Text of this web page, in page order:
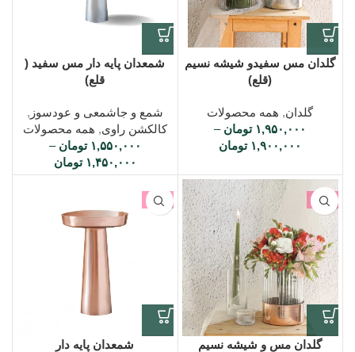
گلدان مس سفیدو شیشه نسیم
(قلع)
گلدان, همه محصولات
۱,۹۵۰,۰۰۰ تومان –
۱,۹۰۰,۰۰۰ تومان
شمعدان پایه دار مس سفید (
قلع)
شمع و جاشمعی و عودسوز ,
کالکشن راوی, همه محصولات
۱,۵۵۰,۰۰۰ تومان –
۱,۴۵۰,۰۰۰ تومان
-3%
گلدان مس و شیشه نسیم
-1%
شمعدان پایه دار